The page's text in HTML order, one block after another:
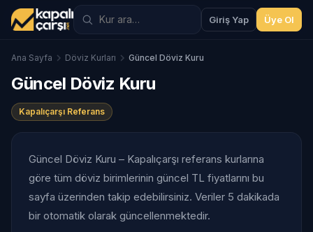
Giriş Yap Üye Ol
Ana Sayfa Döviz Kurları Güncel Döviz Kuru
Güncel Döviz Kuru
Kapalıçarşı Referans
Güncel Döviz Kuru – Kapalıçarşı referans kurlarına
göre tüm döviz birimlerinin güncel TL fiyatlarını bu
sayfa üzerinden takip edebilirsiniz. Veriler 5 dakikada
bir otomatik olarak güncellenmektedir.